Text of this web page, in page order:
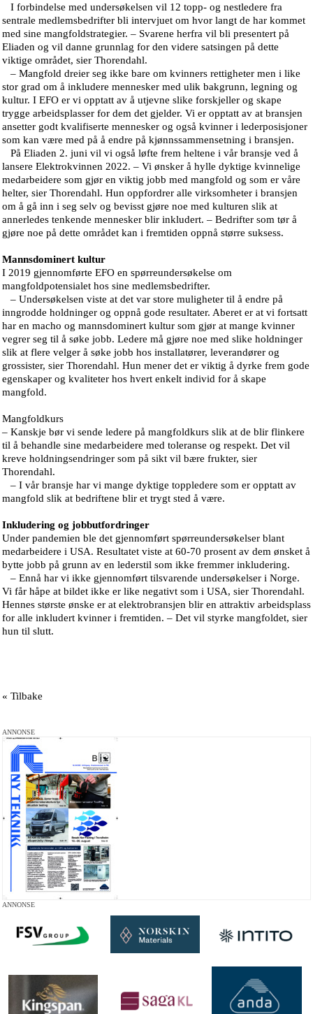
I forbindelse med undersøkelsen vil 12 topp- og nestledere fra
sentrale medlemsbedrifter bli intervjuet om hvor langt de har kommet
med sine mangfoldstrategier. – Svarene herfra vil bli presentert på
Eliaden og vil danne grunnlag for den videre satsingen på dette
viktige området, sier Thorendahl.
– Mangfold dreier seg ikke bare om kvinners rettigheter men i like
stor grad om å inkludere mennesker med ulik bakgrunn, legning og
kultur. I EFO er vi opptatt av å utjevne slike forskjeller og skape
trygge arbeidsplasser for dem det gjelder. Vi er opptatt av at bransjen
ansetter godt kvalifiserte mennesker og også kvinner i lederposisjoner
som kan være med på å endre på kjønnssammensetning i bransjen.
På Eliaden 2. juni vil vi også løfte frem heltene i vår bransje ved å
lansere Elektrokvinnen 2022. – Vi ønsker å hylle dyktige kvinnelige
medarbeidere som gjør en viktig jobb med mangfold og som er våre
helter, sier Thorendahl. Hun oppfordrer alle virksomheter i bransjen
om å gå inn i seg selv og bevisst gjøre noe med kulturen slik at
annerledes tenkende mennesker blir inkludert. – Bedrifter som tør å
gjøre noe på dette området kan i fremtiden oppnå større suksess.
Mannsdominert kultur
I 2019 gjennomførte EFO en spørreundersøkelse om
mangfoldpotensialet hos sine medlemsbedrifter.
– Undersøkelsen viste at det var store muligheter til å endre på
inngrodde holdninger og oppnå gode resultater. Aberet er at vi fortsatt
har en macho og mannsdominert kultur som gjør at mange kvinner
vegrer seg til å søke jobb. Ledere må gjøre noe med slike holdninger
slik at flere velger å søke jobb hos installatører, leverandører og
grossister, sier Thorendahl. Hun mener det er viktig å dyrke frem gode
egenskaper og kvaliteter hos hvert enkelt individ for å skape
mangfold.
Mangfoldkurs
– Kanskje bør vi sende ledere på mangfoldkurs slik at de blir flinkere
til å behandle sine medarbeidere med toleranse og respekt. Det vil
kreve holdningsendringer som på sikt vil bære frukter, sier
Thorendahl.
– I vår bransje har vi mange dyktige toppledere som er opptatt av
mangfold slik at bedriftene blir et trygt sted å være.
Inkludering og jobbutfordringer
Under pandemien ble det gjennomført spørreundersøkelser blant
medarbeidere i USA. Resultatet viste at 60-70 prosent av dem ønsket å
bytte jobb på grunn av en lederstil som ikke fremmer inkludering.
– Ennå har vi ikke gjennomført tilsvarende undersøkelser i Norge.
Vi får håpe at bildet ikke er like negativt som i USA, sier Thorendahl.
Hennes største ønske er at elektrobransjen blir en attraktiv arbeidsplass
for alle inkludert kvinner i fremtiden. – Det vil styrke mangfoldet, sier
hun til slutt.
« Tilbake
ANNONSE
ANNONSE